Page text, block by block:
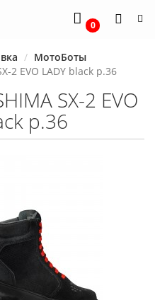
0
МотоБоты
2 EVO LADY black р.36
SX-2 EVO
р.36